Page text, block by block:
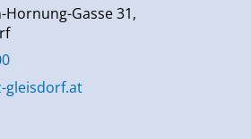
Gasse 31,
gleisdorf.at